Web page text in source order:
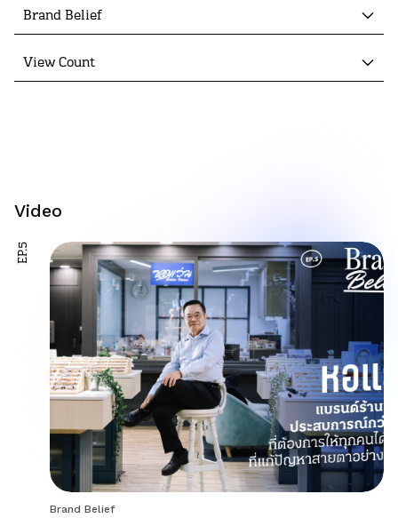
Brand Belief
View Count
Video
Brand Belief
EP.5